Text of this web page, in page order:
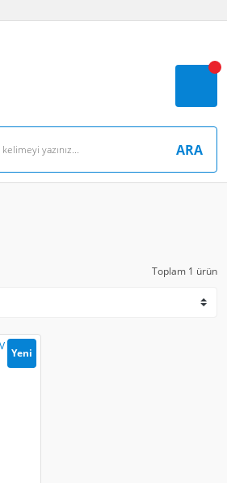
ARA
Toplam 1 ürün
Yeni